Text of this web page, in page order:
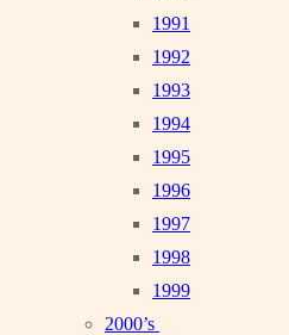
1991
1992
1993
1994
1995
1996
1997
1998
1999
2000’s